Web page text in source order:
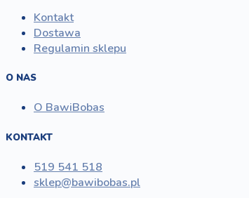
Kontakt
Dostawa
Regulamin sklepu
O NAS
O BawiBobas
KONTAKT
519 541 518
sklep@bawibobas.pl